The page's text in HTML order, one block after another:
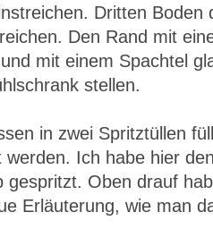
Dritten Boden
Den Rand mit
mit einem Spachtel
stellen.
in zwei Spritztüllen
Ich habe hier
gespritzt. Oben drauf
Erläuterung, wie man